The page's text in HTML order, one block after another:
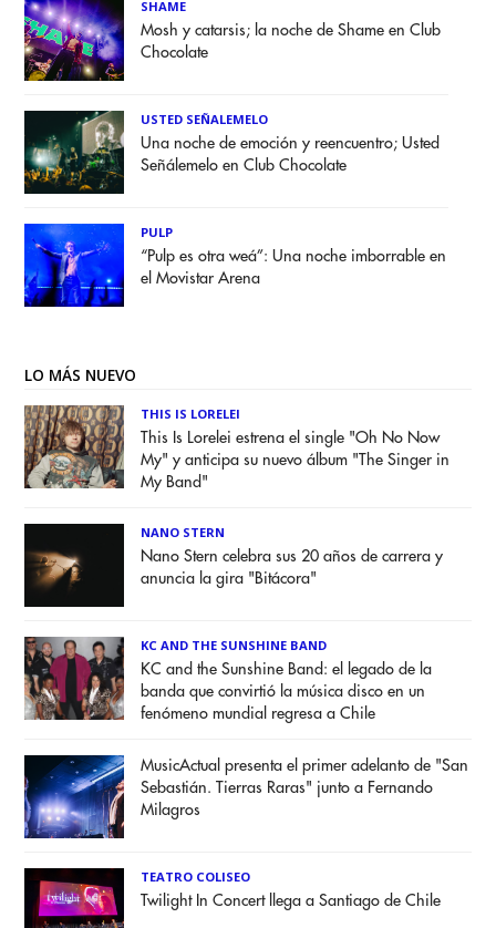
SHAME
Mosh y catarsis; la noche de Shame en Club
Chocolate
USTED SEÑALEMELO
Una noche de emoción y reencuentro; Usted
Señálemelo en Club Chocolate
PULP
“Pulp es otra weá”: Una noche imborrable en
el Movistar Arena
LO MÁS NUEVO
THIS IS LORELEI
This Is Lorelei estrena el single "Oh No Now
My" y anticipa su nuevo álbum "The Singer in
My Band"
NANO STERN
Nano Stern celebra sus 20 años de carrera y
anuncia la gira "Bitácora"
KC AND THE SUNSHINE BAND
KC and the Sunshine Band: el legado de la
banda que convirtió la música disco en un
fenómeno mundial regresa a Chile
MusicActual presenta el primer adelanto de "San
Sebastián. Tierras Raras" junto a Fernando
Milagros
TEATRO COLISEO
Twilight In Concert llega a Santiago de Chile